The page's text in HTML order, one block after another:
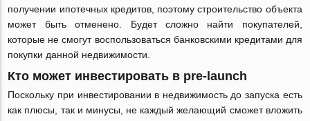
получении ипотечных кредитов, поэтому строительство объекта
может быть отменено. Будет сложно найти покупателей,
которые не смогут воспользоваться банковскими кредитами для
покупки данной недвижимости.
Кто может инвестировать в pre-launch
Поскольку при инвестировании в недвижимость до запуска есть
как плюсы, так и минусы, не каждый желающий сможет вложить